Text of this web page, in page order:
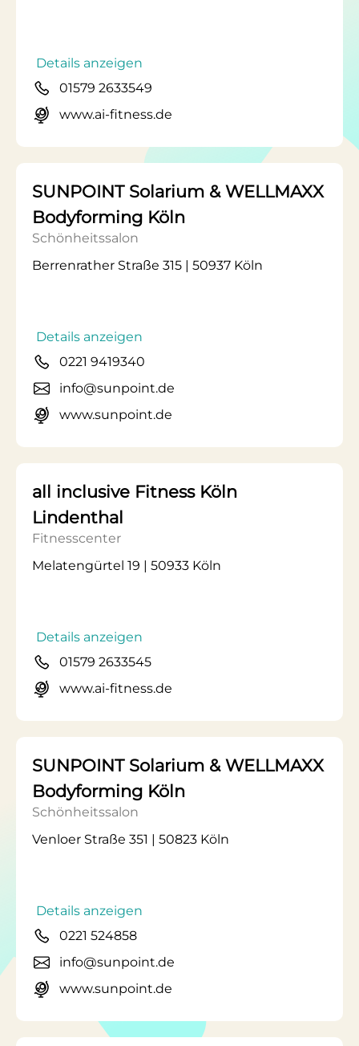
Details anzeigen
01579 2633549
www.ai-fitness.de
SUNPOINT Solarium & WELLMAXX
Bodyforming Köln
Schönheitssalon
Berrenrather Straße 315 | 50937 Köln
Details anzeigen
0221 9419340
info@sunpoint.de
www.sunpoint.de
all inclusive Fitness Köln
Lindenthal
Fitnesscenter
Melatengürtel 19 | 50933 Köln
Details anzeigen
01579 2633545
www.ai-fitness.de
SUNPOINT Solarium & WELLMAXX
Bodyforming Köln
Schönheitssalon
Venloer Straße 351 | 50823 Köln
Details anzeigen
0221 524858
info@sunpoint.de
www.sunpoint.de